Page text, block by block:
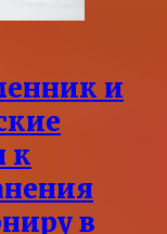
и
к
в